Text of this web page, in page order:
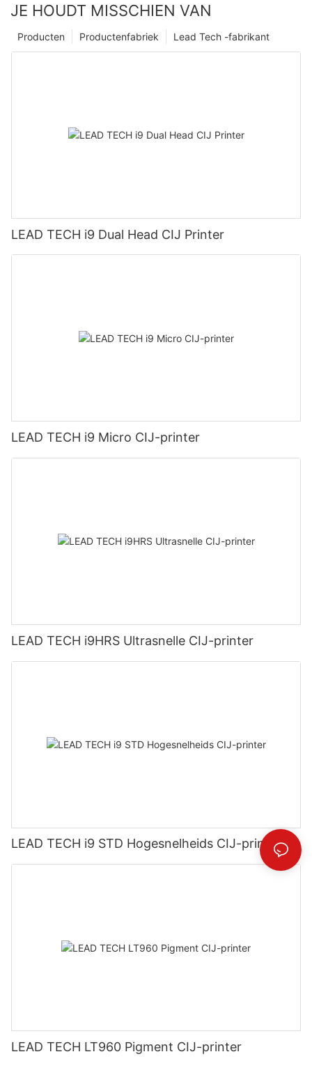
JE HOUDT MISSCHIEN VAN
Lead Tech -fabrikant
Productenfabriek
Producten
LEAD TECH i9 Dual Head CIJ Printer
LEAD TECH i9 Micro CIJ-printer
LEAD TECH i9HRS Ultrasnelle CIJ-printer
LEAD TECH i9 STD Hogesnelheids CIJ-printer
LEAD TECH LT960 Pigment CIJ-printer